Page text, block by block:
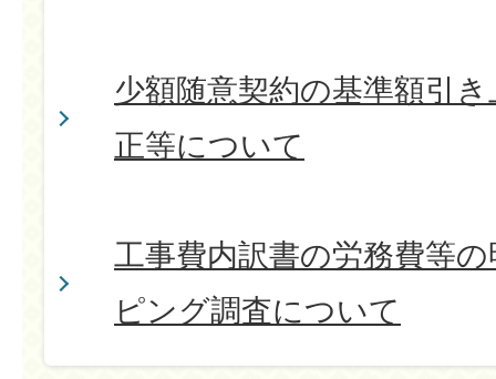
少額随意契約の基準額引
正等について
工事費内訳書の労務費等
ピング調査について